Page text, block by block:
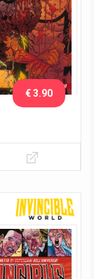
€ 3.90